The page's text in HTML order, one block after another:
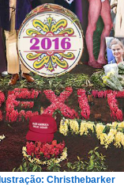
Ilustração: Christhebarker